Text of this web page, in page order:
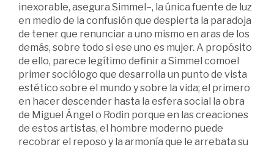
inexorable, asegura Simmel–, la única fuente de luz
en medio de la confusión que despierta la paradoja
de tener que renunciar a uno mismo en aras de los
demás, sobre todo si ese uno es mujer. A propósito
de ello, parece legítimo definir a Simmel comoel
primer sociólogo que desarrolla un punto de vista
estético sobre el mundo y sobre la vida; el primero
en hacer descender hasta la esfera social la obra
de Miguel Ángel o Rodin porque en las creaciones
de estos artistas, el hombre moderno puede
recobrar el reposo y la armonía que le arrebata su